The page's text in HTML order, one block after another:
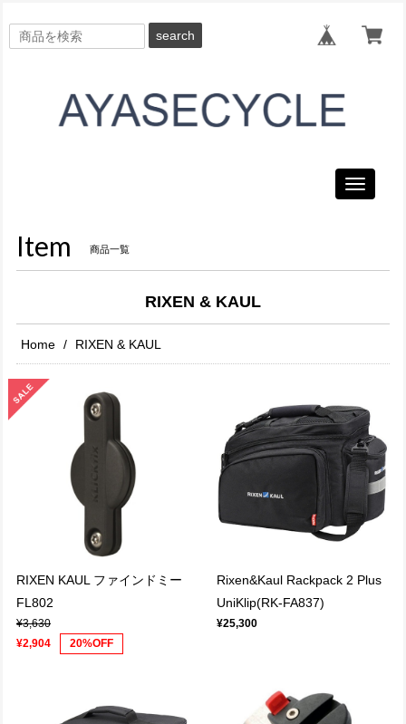
search
Toggle
Item 商品一覧
RIXEN & KAUL
Home RIXEN & KAUL
RIXEN KAUL ファインドミー
FL802
¥3,630
¥2,904
20%OFF
Rixen&Kaul Rackpack 2 Plus
UniKlip(RK-FA837)
¥25,300